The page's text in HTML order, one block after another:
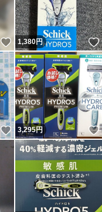
いいね！
1,380円
いいね！
3,295円